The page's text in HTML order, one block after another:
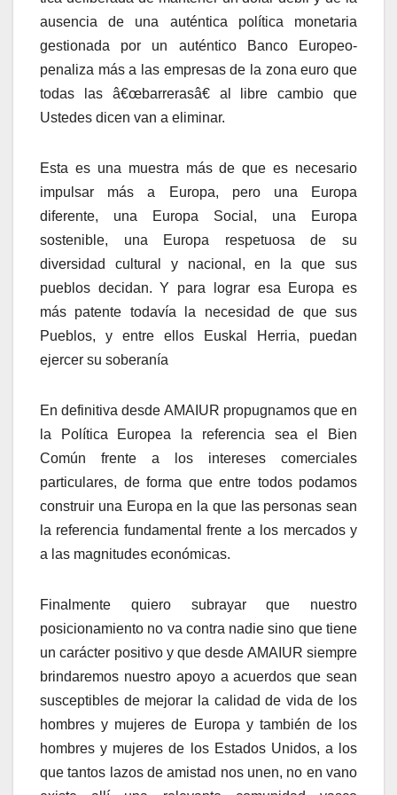
ausencia de una auténtica polí­tica monetaria
gestionada por un auténtico Banco Europeo-
penaliza más a las empresas de la zona euro que
todas las â€œbarrerasâ€ al libre cambio que
Ustedes dicen van a eliminar.
Esta es una muestra más de que es necesario
impulsar más a Europa, pero una Europa
diferente, una Europa Social, una Europa
sostenible, una Europa respetuosa de su
diversidad cultural y nacional, en la que sus
pueblos decidan. Y para lograr esa Europa es
más patente todaví­a la necesidad de que sus
Pueblos, y entre ellos Euskal Herria, puedan
ejercer su soberaní­a
En definitiva desde AMAIUR propugnamos que en
la Polí­tica Europea la referencia sea el Bien
Común frente a los intereses comerciales
particulares, de forma que entre todos podamos
construir una Europa en la que las personas sean
la referencia fundamental frente a los mercados y
a las magnitudes económicas.
Finalmente quiero subrayar que nuestro
posicionamiento no va contra nadie sino que tiene
un carácter positivo y que desde AMAIUR siempre
brindaremos nuestro apoyo a acuerdos que sean
susceptibles de mejorar la calidad de vida de los
hombres y mujeres de Europa y también de los
hombres y mujeres de los Estados Unidos, a los
que tantos lazos de amistad nos unen, no en vano